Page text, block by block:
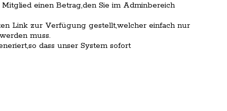
einen Betrag,den Sie im Adminbereich
Link zur Verfügung gestellt,welcher einfach nur
muss.
dass unser System sofort